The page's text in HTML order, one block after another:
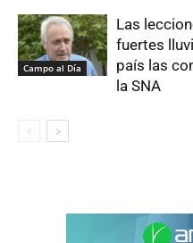
Campo al Día
Las
fuertes
país las
la SNA